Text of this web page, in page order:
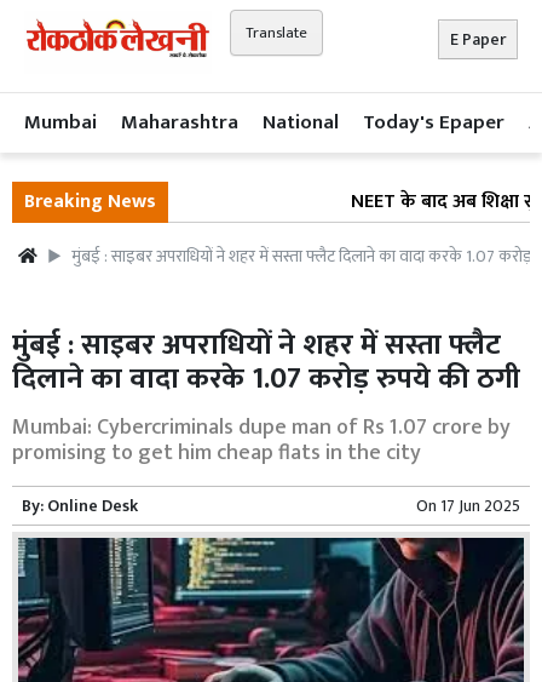
Translate E Paper
Mumbai Maharashtra National Today's Epaper
Breaking News NEET के बाद अब शिक्षा
मुंबई : साइबर अपराधियों ने शहर में सस्ता फ्लैट दिलाने का वादा करके 1.07
मुंबई : साइबर अपराधियों ने शहर में सस्ता फ्लैट
दिलाने का वादा करके 1.07 करोड़ रुपये की ठगी
Mumbai: Cybercriminals dupe man of Rs 1.07 crore by
promising to get him cheap flats in the city
By:Online Desk On 17 Jun 2025